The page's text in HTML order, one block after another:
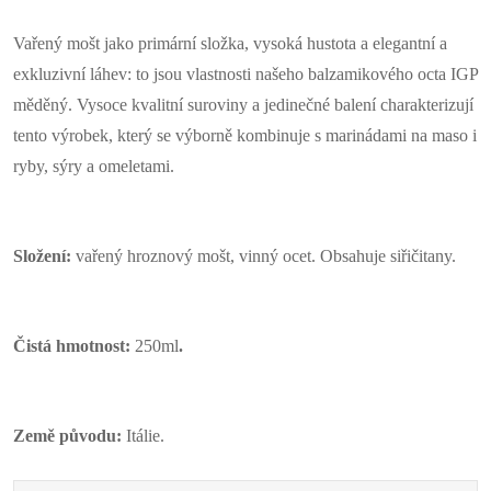
Vařený mošt jako primární složka, vysoká hustota a elegantní a
exkluzivní láhev: to jsou vlastnosti našeho balzamikového octa IGP
měděný. Vysoce kvalitní suroviny a jedinečné balení charakterizují
tento výrobek, který se výborně kombinuje s marinádami na maso i
ryby, sýry a omeletami.
Složení: vařený hroznový mošt, vinný ocet. Obsahuje siřičitany.
Čistá hmotnost: 250ml.
Země původu: Itálie.